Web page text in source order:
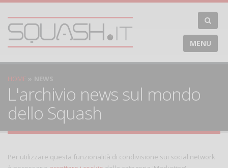
MENU
HOME NEWS
L'archivio news sul mondo
dello Squash
Per utilizzare questa funzionalità di condivisione sui social network